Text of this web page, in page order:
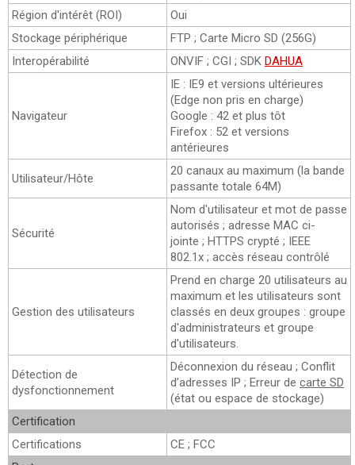
Région d'intérêt (ROI)
Oui
Stockage périphérique
FTP ; Carte Micro SD (256G)
Interopérabilité
ONVIF ; CGI ; SDK DAHUA
Navigateur
IE : IE9 et versions ultérieures
(Edge non pris en charge)
Google : 42 et plus tôt
Firefox : 52 et versions
antérieures
Utilisateur/Hôte
20 canaux au maximum (la bande
passante totale 64M)
Sécurité
Nom d'utilisateur et mot de passe
autorisés ; adresse MAC ci-
jointe ; HTTPS crypté ; IEEE
802.1x ; accès réseau contrôlé
Gestion des utilisateurs
Prend en charge 20 utilisateurs au
maximum et les utilisateurs sont
classés en deux groupes : groupe
d'administrateurs et groupe
d'utilisateurs.
Détection de
dysfonctionnement
Déconnexion du réseau ; Conflit
d’adresses IP ; Erreur de carte SD
(état ou espace de stockage)
Certification
Certifications
CE ; FCC